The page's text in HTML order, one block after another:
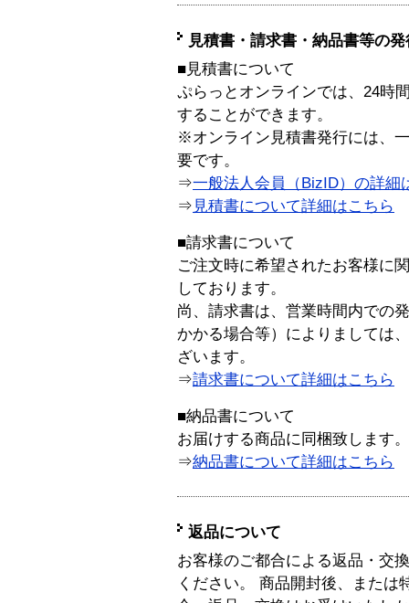
見積書・請求書・納品書等の
■見積書について
ぷらっとオンラインでは、24時
することができます。
※オンライン見積書発行には、
要です。
⇒一般法人会員（BizID）の詳細
⇒ 見積書について詳細はこちら
■請求書について
ご注文時に希望されたお客様に
しております。
尚、請求書は、営業時間内での
かかる場合等）によりましては
ざいます。
⇒請求書について詳細はこちら
■納品書について
お届けする商品に同梱致します。
⇒納品書について詳細はこちら
返品について
お客様のご都合による返品・交
ください。 商品開封後、または